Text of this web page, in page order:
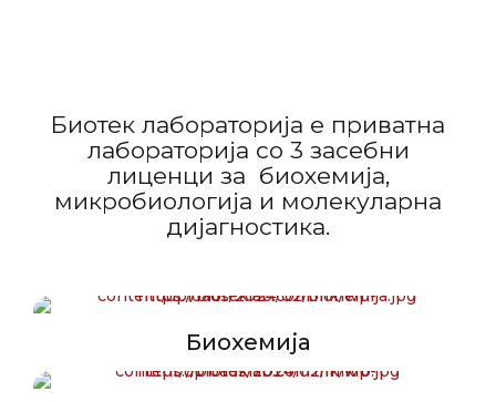
Биотек лабораторија е приватна
лабораторија со 3 засебни
лиценци за биохемија,
микробиологија и молекуларна
дијагностика.
Биохемија